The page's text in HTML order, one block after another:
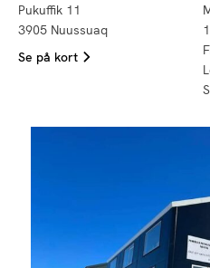
Pukuffik 11
3905 Nuussuaq
Se på kort